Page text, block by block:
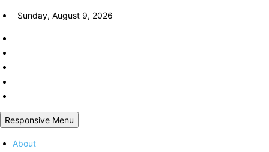
Skip
content
Sunday, August 9, 2026
Responsive Menu
About